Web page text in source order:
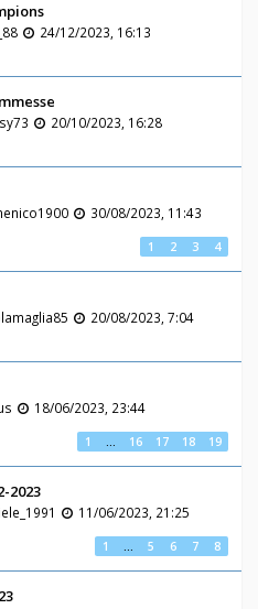
24/12/2023, 16:13
20/10/2023, 16:28
30/08/2023, 11:43
1 2 3 4
20/08/2023, 7:04
18/06/2023, 23:44
1 … 16 17 18 19
2023
11/06/2023, 21:25
1 … 5 6 7 8